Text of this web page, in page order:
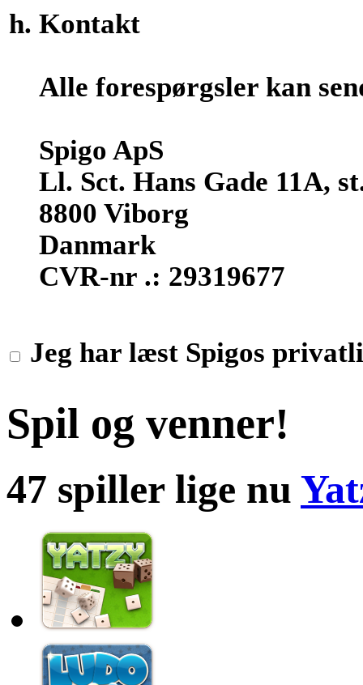
Kontakt
Alle forespørgsler kan
Spigo ApS
Ll. Sct. Hans Gade 11A,
8800 Viborg
Danmark
CVR-nr .: 29319677
Jeg har læst Spigos
Spil og venner!
47 spiller lige nu